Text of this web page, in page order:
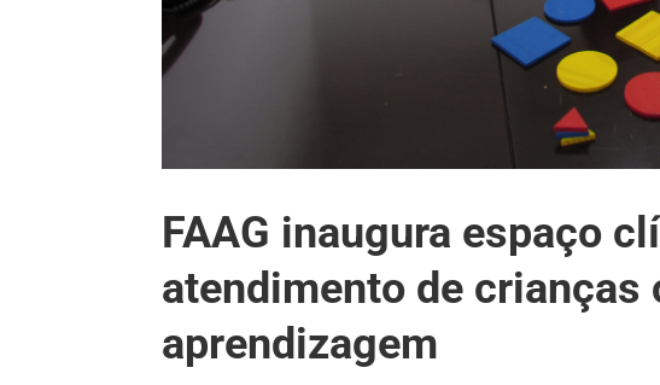
FAAG inaugura espaço
atendimento de crianças
aprendizagem